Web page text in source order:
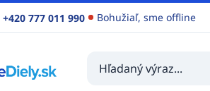
+420 777 011 990 Bohužiaľ, sme offline